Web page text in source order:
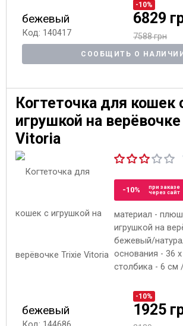
бежевый
Код: 140417
-10%
6829
7588 грн
СООБЩИТЬ О НАЛИЧИИ
Когтеточка для кошек
игрушкой на
Vitoria
-10%
при заказе
через сайт
материал -
игрушкой на
бежевый/
основания - 36
столбика - 6 см
бежевый
-10%
1925